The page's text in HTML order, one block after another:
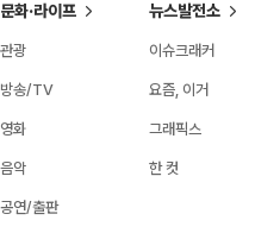
문화·라이프
관광
방송/TV
영화
음악
공연/출판
뉴스발전소
이슈크래커
요즘, 이거
그래픽스
한 컷